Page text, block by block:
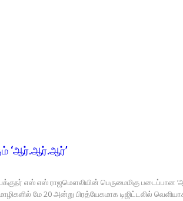
‘ஆர்.ஆர்.ஆர்’
எஸ் எஸ் ராஜமௌலியின் பெருமைமிகு படைப்பான
மே 20 அன்று பிரத்யேகமாக டிஜிட்டலில்